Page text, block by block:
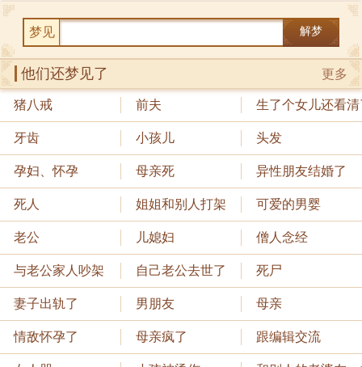
梦见 解梦
更多
他们还梦见了
猪八戒 前夫 生了个女儿还看
牙齿 小孩儿 头发
孕妇、怀孕 母亲死 异性朋友结婚了
死人 姐姐和别人打架 可爱的男婴
老公 儿媳妇 僧人念经
与老公家人吵架 自己老公去世了 死尸
妻子出轨了 男朋友 母亲
情敌怀孕了 母亲疯了 跟编辑交流